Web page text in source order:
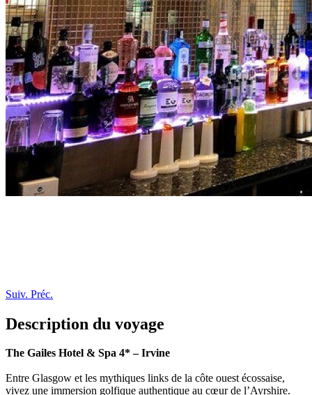
Suiv. Préc.
Description du voyage
The Gailes Hotel & Spa 4* – Irvine
Entre Glasgow et les mythiques links de la côte ouest écossaise,
vivez une immersion golfique authentique au cœur de l’Ayrshire.